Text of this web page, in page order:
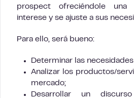
prospect ofreciéndole
interese y se ajuste a sus
Para ello, será bueno:
Determinar las
Analizar los productos/
mercado;
Desarrollar un